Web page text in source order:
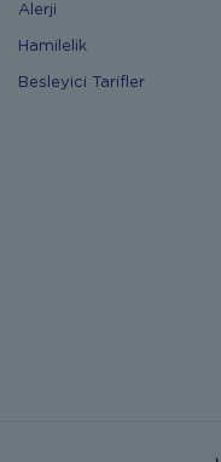
Alerji
Hamilelik
Besleyici Tarifler